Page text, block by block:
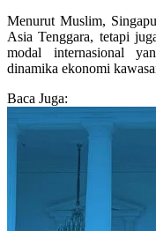
Menurut Muslim,
Asia Tenggara, tetapi
modal internasional
dinamika ekonomi
Baca Juga: